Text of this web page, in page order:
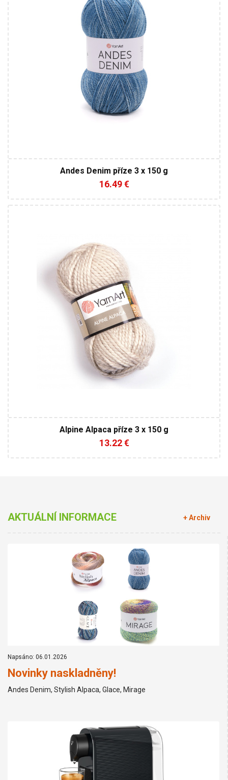
Andes Denim příze 3 x 150 g
16.49 €
150
120
3
Alpine Alpaca příze 3 x 150 g
13.22 €
AKTUÁLNÍ INFORMACE + Archiv
Napsáno: 06.01.2026
Novinky naskladněny!
Andes Denim, Stylish Alpaca, Glace, Mirage